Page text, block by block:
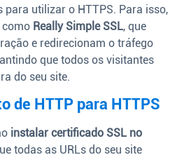
para utilizar o HTTPS. Para isso,
como Really Simple SSL, que
e redirecionam o tráfego
que todos os visitantes
do seu site.
de HTTP para HTTPS
instalar certificado SSL no
todas as URLs do seu site